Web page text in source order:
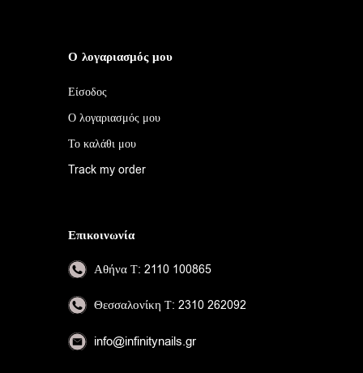
Ο λογαριασμός μου
Είσοδος
Ο λογαριασμός μου
Το καλάθι μου
Track my order
Επικοινωνία
ΑθήναΤ: 2110 100865
ΘεσσαλονίκηΤ: 2310 262092
info@infinitynails.gr